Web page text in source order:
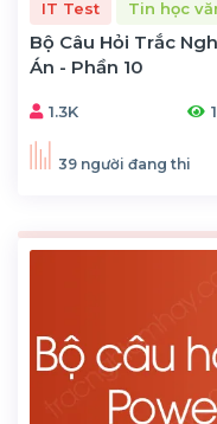
IT Test Tin học
Bộ Câu Hỏi Trắc
Án - Phần 10
1.3K
39 người đang thi